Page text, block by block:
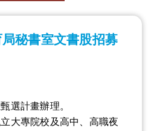
秘書室文書股招募
選計畫辦理。
大專院校及高中、高職夜